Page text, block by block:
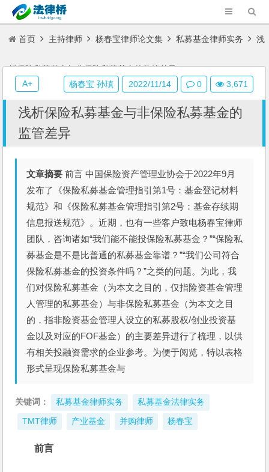
首页 主持律师 杨春宝律师论文集 私募基金律师实务 浅
析保险私募基金与非保险私募基金的监管差异
浅析保险私募基金与非保险私募基金的
监管差异
文章摘要 前言 中国保险资产管理业协会于2022年9月
发布了《保险私募基金管理指引第1号：基金登记材料
规范》和《保险私募基金管理指引第2号：基金存续期
信息报送规范》。近期，也有一些客户致电杨春宝律师
团队，咨询诸如“我们能不能投保险私募基金？”“保险私
募基金是不是比普通的私募基金靠谱？”“我们公司符合
保险私募基金的投资条件吗？”之类的问题。为此，我
们对保险私募基金（为本文之目的，仅指险资基金管理
人管理的私募基金）与非保险私募基金（为本文之目
的，指非险资基金管理人设立的私募股权/创业投资基
金以及对应的FOF基金）的主要差异进行了梳理，以供
有相关投融资需求的企业参考。为便于阅览，特以表格
形式呈现保险私募基金与
关键词： 私募基金律师实务 私募基金法律实务
TMT律师 产业基金 并购律师 杨春宝
前言
杨春宝 孙瑱 2022/11/14 0 3,671
A+